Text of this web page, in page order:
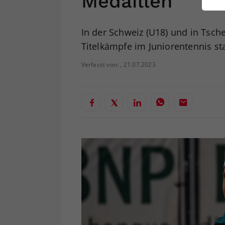
In der Schweiz (U18) und in
Titelkämpfe im Juniorentennis
Verfasst von: , 21.07.2023